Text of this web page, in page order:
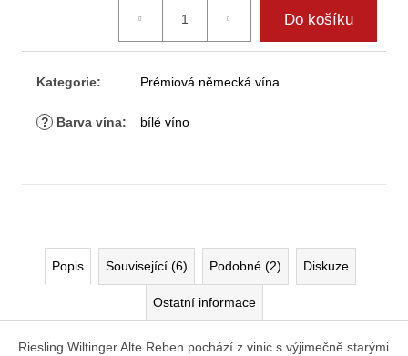
Do košíku
Kategorie: Prémiová německá vína
? Barva vína: bílé víno
Popis Související (6) Podobné (2) Diskuze
Ostatní informace
Riesling Wiltinger Alte Reben pochází z vinic s výjimečně starými
j